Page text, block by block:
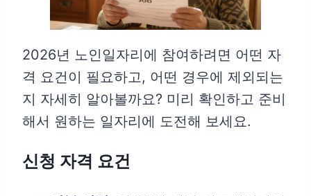
2026년 노인일자리에 참여하려면 어떤 자
격 요건이 필요하고, 어떤 경우에 제외되는
지 자세히 알아볼까요? 미리 확인하고 준비
해서 원하는 일자리에 도전해 보세요.
신청 자격 요건